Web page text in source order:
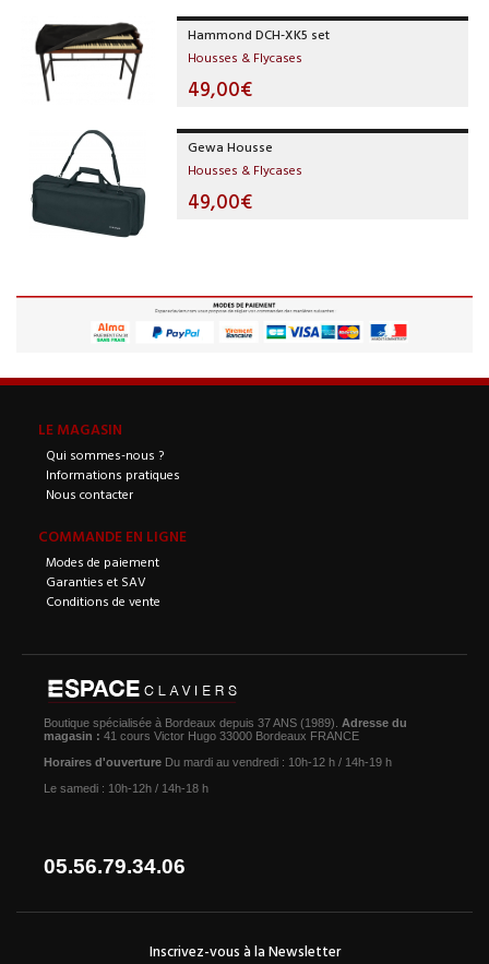
Hammond DCH-XK5 set
Housses & Flycases
49,00€
Gewa Housse
Housses & Flycases
49,00€
LE MAGASIN
Qui sommes-nous ?
Informations pratiques
Nous contacter
COMMANDE EN LIGNE
Modes de paiement
Garanties et SAV
Conditions de vente
Boutique spécialisée à Bordeaux depuis 37 ANS (1989). Adresse du
magasin : 41 cours Victor Hugo 33000 Bordeaux FRANCE
Horaires d'ouverture Du mardi au vendredi : 10h-12 h / 14h-19 h
Le samedi : 10h-12h / 14h-18 h
05.56.79.34.06